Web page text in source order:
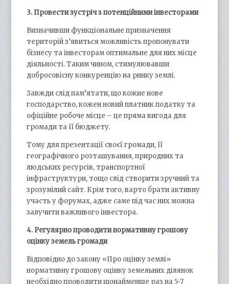
3. Провести зустріч з потенційними інвесторами
Визначивши функціональне призначення
територій з’явиться можливість пропонувати
бізнесу та інвесторам оптимальне для них місце
діяльності. Таким чином, стимулювавши
добросовісну конкуренцію на ринку землі.
Завжди слід пам’ятати, що кожне нове
господарство, кожен новий платник податку та
офіційне робоче місце – це пряма вигода для
громади та її бюджету.
Тому для презентації своєї громади, її
географічного розташування, природних та
людських ресурсів, транспортної
інфраструктури, тощо слід створити зручний та
зрозумілий сайт. Крім того, варто брати активну
участь у форумах, адже саме під час них можна
залучити важливого інвестора.
4. Регулярно проводити нормативну грошову
оцінку земель громади
Відповідно до закону «Про оцінку землі»
нормативну грошову оцінку земельних ділянок
необхідно проводити щонайменше раз на 5-7